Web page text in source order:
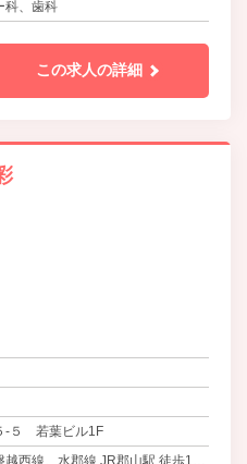
科、歯科
この求人の詳細
-５ 若葉ビル1F
西線、水郡線 JR郡山駅 徒歩16